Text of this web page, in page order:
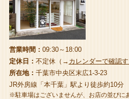
営業時間： 09:30～18:00
定休日： 不定休（→ カレンダーで確認
所在地： 千葉市中央区末広1-3-23
JR外房線「本千葉」駅より徒歩約10分
※駐車場はございませんが、お店の並びに